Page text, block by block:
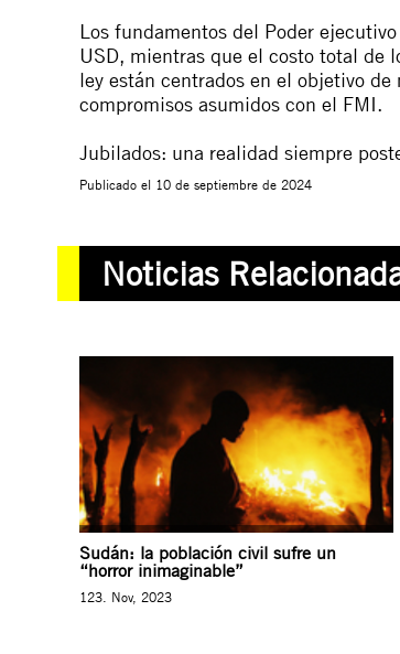
Los fundamentos del Poder
USD, mientras que el costo total de
ley están centrados en el objetivo
compromisos asumidos con el FMI.
Jubilados: una realidad siempre
Publicado el 10 de septiembre de 2024
Noticias
Sudán: la población civil sufre un
“horror inimaginable”
123. Nov, 2023